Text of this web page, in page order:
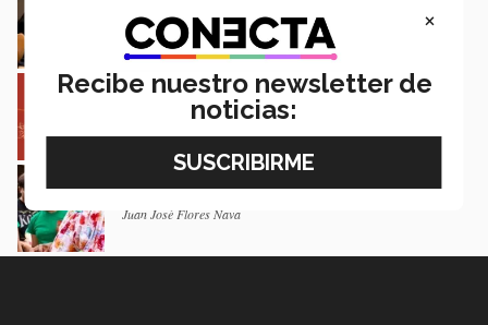
Loretta Mariaud y Carlos González
Entre miles: mexicana gana beca de maestría
Erasmus Mundus LIVE
Natalia Croda
Estudiantes de 5 campus Tec impulsan
proyectos en la Sierra Tarahumara
Juan José Flores Nava
×
Recibe nuestro newsletter de
noticias: